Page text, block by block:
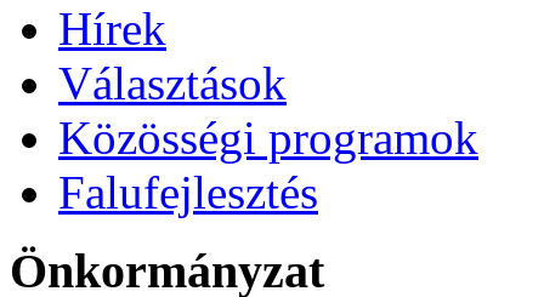
Hírek
Választások
Közösségi programok
Falufejlesztés
Önkormányzat